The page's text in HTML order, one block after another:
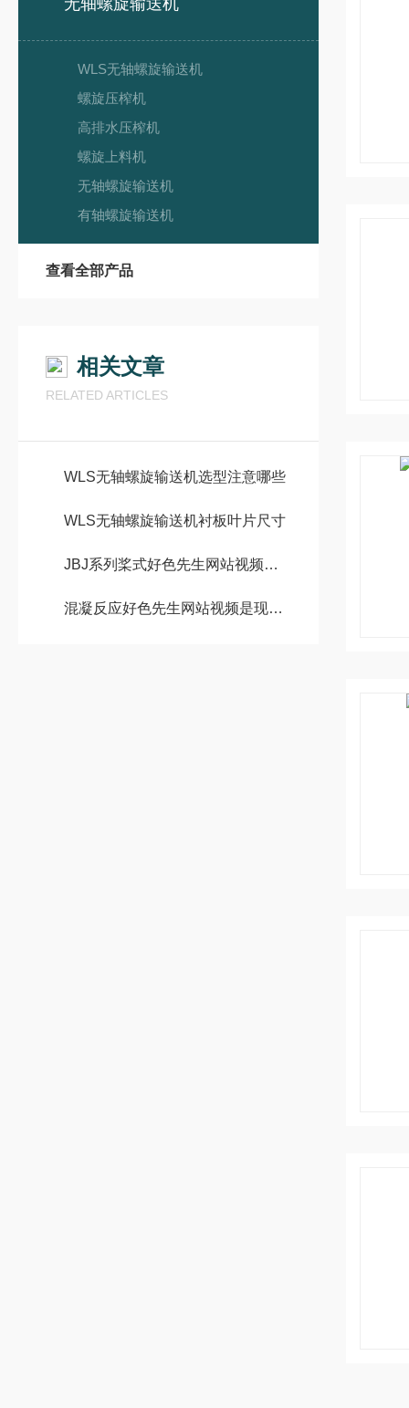
无轴螺旋输送机
WLS无轴螺旋输送机
螺旋压榨机
高排水压榨机
螺旋上料机
无轴螺旋输送机
有轴螺旋输送机
查看全部产品
相关文章
RELATED ARTICLES
WLS无轴螺旋输送机选型注意哪些
WLS无轴螺旋输送机衬板叶片尺寸
JBJ系列桨式好色先生网站视频使用说明书
混凝反应好色先生网站视频是现代水处理工程中不可少的设备之一